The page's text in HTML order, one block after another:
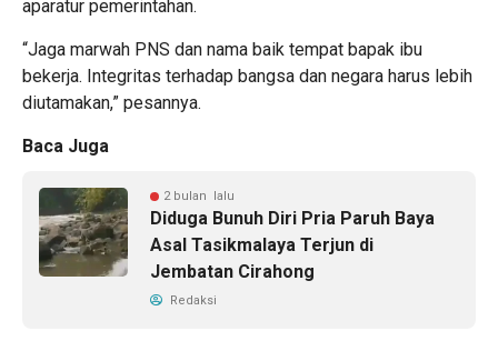
aparatur pemerintahan.
“Jaga marwah PNS dan nama baik tempat bapak ibu
bekerja. Integritas terhadap bangsa dan negara harus lebih
diutamakan,” pesannya.
Baca Juga
2 bulan lalu
Diduga Bunuh Diri Pria Paruh Baya
Asal Tasikmalaya Terjun di
Jembatan Cirahong
Redaksi